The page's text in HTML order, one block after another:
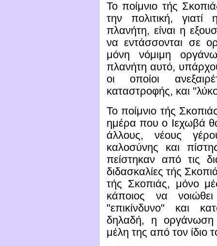
Το ποίμνιο τής
την πολιτική,
πλανήτη, είναι η
να εντάσσονται σε
μόνη νόμιμη
πλανήτη αυτό,
οι οποίοι
καταστροφής, και
Το ποίμνιο τής
ημέρα που ο Ιεχωβά
άλλους, νέους
καλοσύνης και
πείστηκαν από τις
διδασκαλίες τής
τής Σκοπιάς, μόνο
κάποιος να
"επικίνδυνο" και
δηλαδή, η οργάνωση
μέλη της από τον ίδιο